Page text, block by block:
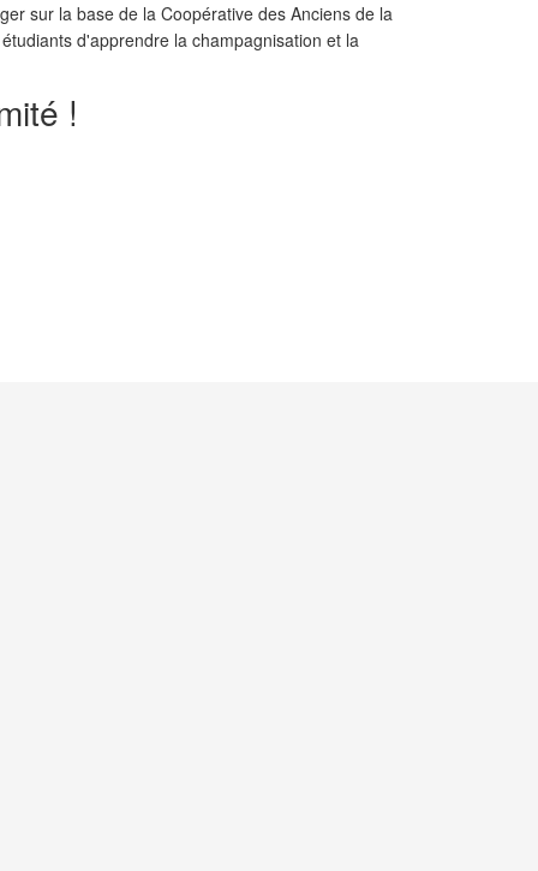
sur la base de la Coopérative des Anciens de la
d'apprendre la champagnisation et la
!